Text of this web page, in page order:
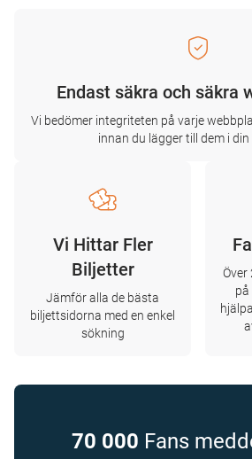
Endast säkra och säkra
Vi bedömer integriteten på varje
innan du lägger till dem i din
Vi Hittar Fler
Biljetter
Jämför alla de bästa
biljettsidorna med en enkel
sökning
Över
på
70 000 Fans